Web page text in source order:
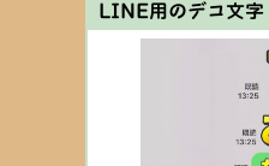
LINE用のデコ文